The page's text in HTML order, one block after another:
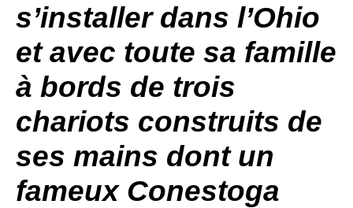
s’installer dans l’Ohio
et avec toute sa famille
à bords de trois
chariots construits de
ses mains dont un
fameux Conestoga